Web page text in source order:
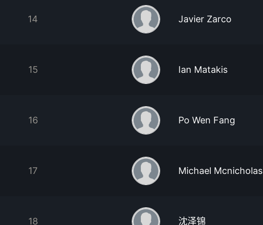
14 Javier Zarco
15 Ian Matakis
16 Po Wen Fang
17 Michael Mcnicholas
18 沈泽锦